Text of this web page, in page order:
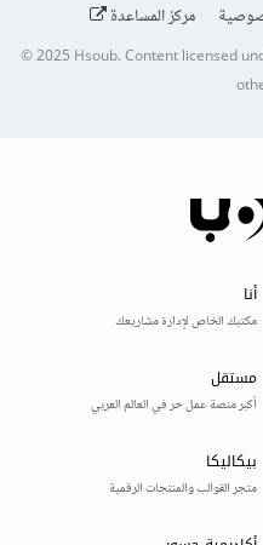
مركز المساعدة
© 2025Hsoub.Content licensed